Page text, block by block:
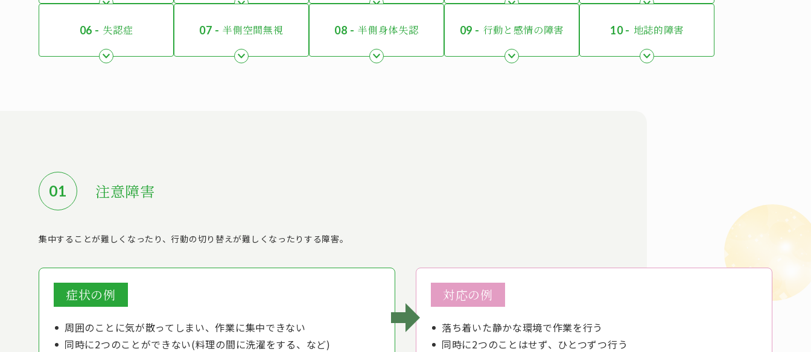
失認症 半側空間無視 半側身体失認 行動と感情の障害 地誌的障害
注意障害
集中することが難しくなったり、行動の切り替えが難しくなったりする障害。
症状の例
周囲のことに気が散ってしまい、作業に集中できない
同時に2つのことができない(料理の間に洗濯をする、など)
対応の例
落ち着いた静かな環境で作業を行う
同時に2つのことはせず、ひとつずつ行う